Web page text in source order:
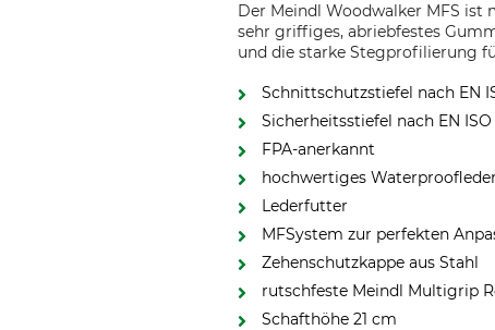
Der Meindl Woodwalker MFS
sehr griffiges, abriebfestes
und die starke Stegprofilierung
Schnittschutzstiefel nach EN
Sicherheitsstiefel nach EN ISO
FPA-anerkannt
hochwertiges Waterproofleder
Lederfutter
MFSystem zur perfekten
Zehenschutzkappe aus Stahl
rutschfeste Meindl Multigrip
Schafthöhe 21 cm